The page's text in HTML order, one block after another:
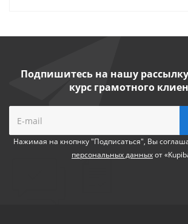
Подпишитесь на нашу
курс грамотного
Нажимая на кнопнку "Подписаться", Вы
персональных данныхот